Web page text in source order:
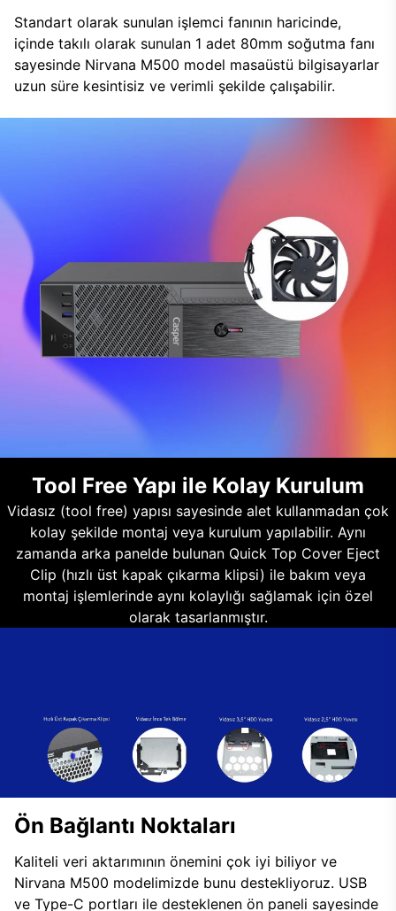
Standart olarak sunulan işlemci fanının haricinde,
içinde takılı olarak sunulan 1 adet 80mm soğutma fanı
sayesinde Nirvana M500 model masaüstü bilgisayarlar
uzun süre kesintisiz ve verimli şekilde çalışabilir.
Tool Free Yapı ile Kolay Kurulum
Vidasız (tool free) yapısı sayesinde alet kullanmadan çok
kolay şekilde montaj veya kurulum yapılabilir. Aynı
zamanda arka panelde bulunan Quick Top Cover Eject
Clip (hızlı üst kapak çıkarma klipsi) ile bakım veya
montaj işlemlerinde aynı kolaylığı sağlamak için özel
olarak tasarlanmıştır.
Ön Bağlantı Noktaları
Kaliteli veri aktarımının önemini çok iyi biliyor ve
Nirvana M500 modelimizde bunu destekliyoruz. USB
ve Type-C portları ile desteklenen ön paneli sayesinde